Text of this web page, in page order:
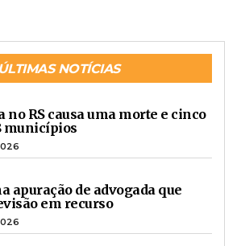
ÚLTIMAS NOTÍCIAS
no RS causa uma morte e cinco
municípios
apuração de advogada que
em recurso